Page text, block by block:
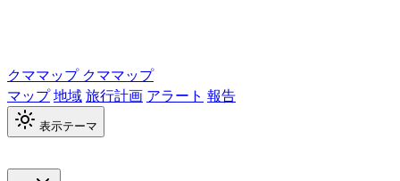
クママップ クママップ
マップ地域旅行計画 アラート 報告
表示テーマ